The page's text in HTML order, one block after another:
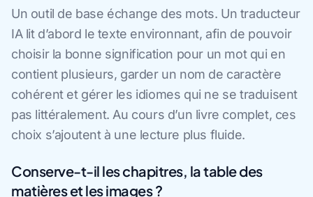
Un outil de base échange des mots. Un traducteur
IA lit d’abord le texte environnant, afin de pouvoir
choisir la bonne signification pour un mot qui en
contient plusieurs, garder un nom de caractère
cohérent et gérer les idiomes qui ne se traduisent
pas littéralement. Au cours d’un livre complet, ces
choix s’ajoutent à une lecture plus fluide.
Conserve-t-il les chapitres, la table des
matières et les images ?